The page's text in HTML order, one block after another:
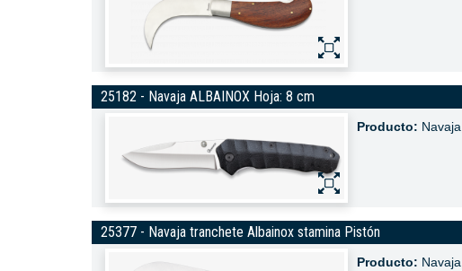
25182 - Navaja ALBAINOX Hoja: 8 cm
Producto: Navaja,
25377 - Navaja tranchete Albainox stamina Pistón
Producto: Navaja,